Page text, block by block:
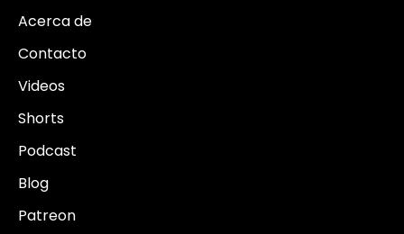
Acerca de
Contacto
Videos
Shorts
Podcast
Blog
Patreon